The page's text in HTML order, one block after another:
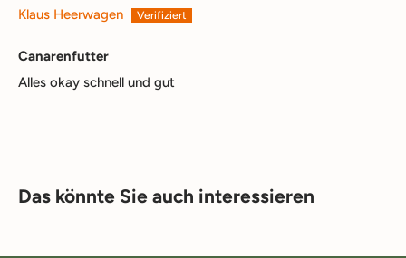
Klaus Heerwagen
Canarenfutter
Alles okay schnell und gut
Das könnte Sie auch interessieren